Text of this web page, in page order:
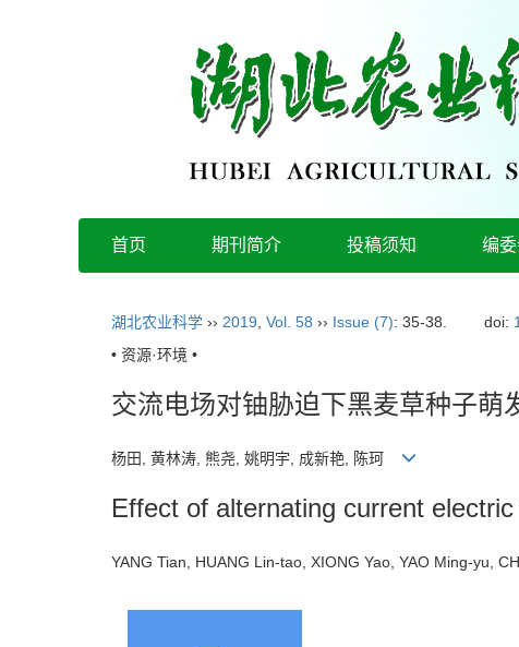
首页 期刊简介 投稿须知 编
湖北农业科学 ›› 2019 Vol. 58 ›› Issue (7): 35-38. doi:
• 资源·环境 •
交流电场对铀胁迫下黑麦草种子萌
杨田, 黄林涛, 熊尧, 姚明宇, 成新艳, 陈珂
Effect of alternating current
YANG Tian, HUANG Lin-tao, XIONG Yao, YAO Ming-yu,